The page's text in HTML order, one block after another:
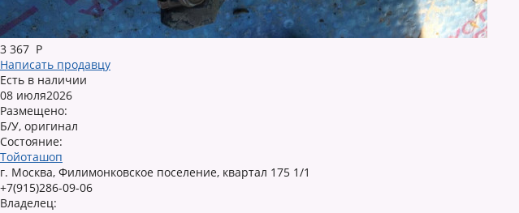
3 367 Р
Написать продавцу
Есть в наличии
08 июля2026
Размещено:
Б/У, оригинал
Состояние:
Тойоташоп
г. Москва, Филимонковское поселение, квартал 175 1/1
+7(915)286-09-06
Владелец: